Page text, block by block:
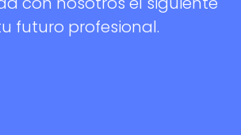
futuro profesional.